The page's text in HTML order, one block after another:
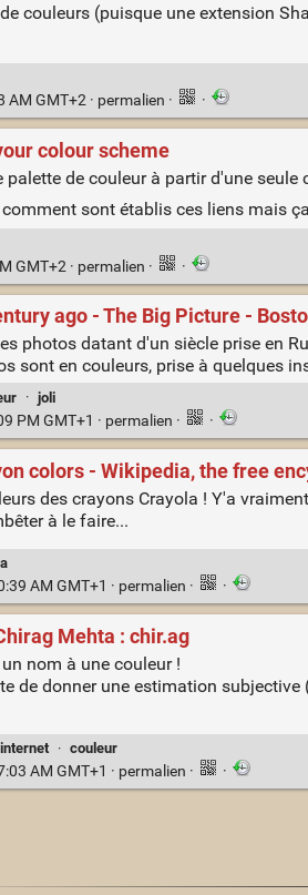
couleurs (puisque une extension
GMT+2 · permalien · ·
colour scheme
de couleur à partir d'une seule
sont établis ces liens mais
GMT+2 · permalien · ·
ago - The Big Picture -
photos datant d'un siècle prise en
sont en couleurs, prise à quelques
· joli
PM GMT+1 · permalien · ·
colors - Wikipedia, the free
des crayons Crayola ! Y'a
à le faire...
AM GMT+1 · permalien · ·
Mehta : chir.ag
nom à une couleur !
de donner une estimation
internet · couleur
AM GMT+1 · permalien · ·